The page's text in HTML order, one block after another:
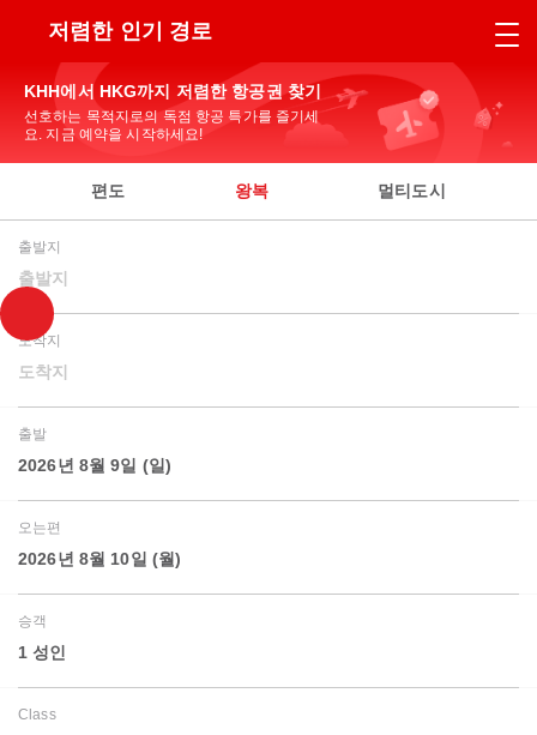
저렴한 인기 경로
KHH에서 HKG까지 저렴한 항공권 찾기
선호하는 목적지로의 독점 항공 특가를 즐기세
요. 지금 예약을 시작하세요!
편도 왕복 멀티도시
출발지
출발지
도착지
도착지
출발
2026년 8월 9일 (일)
오는편
2026년 8월 10일 (월)
승객
1 성인
Class